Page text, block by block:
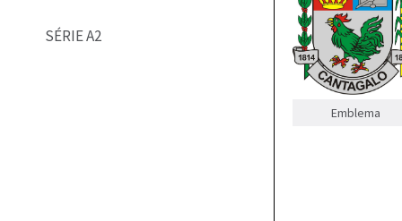
SÉRIE A2
Emblema